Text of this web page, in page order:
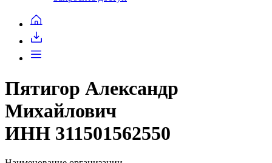
Пятигор Александр